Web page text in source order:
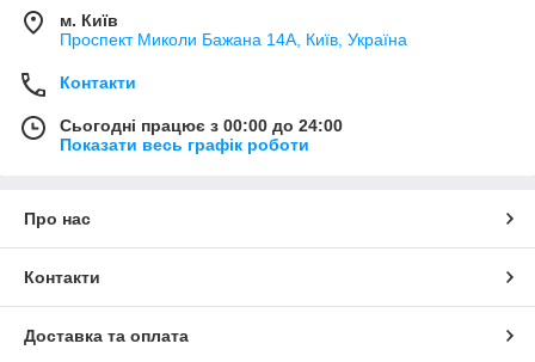
м. Київ
Проспект Миколи Бажана 14А, Київ, Україна
Контакти
Сьогодні працює з 00:00 до 24:00
Показати весь графік роботи
Про нас
Контакти
Доставка та оплата